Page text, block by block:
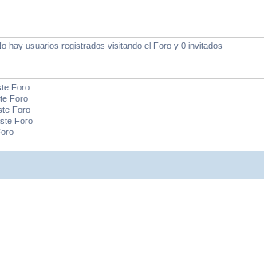
hay usuarios registrados visitando el Foro y 0 invitados
Foro
Foro
Foro
Foro